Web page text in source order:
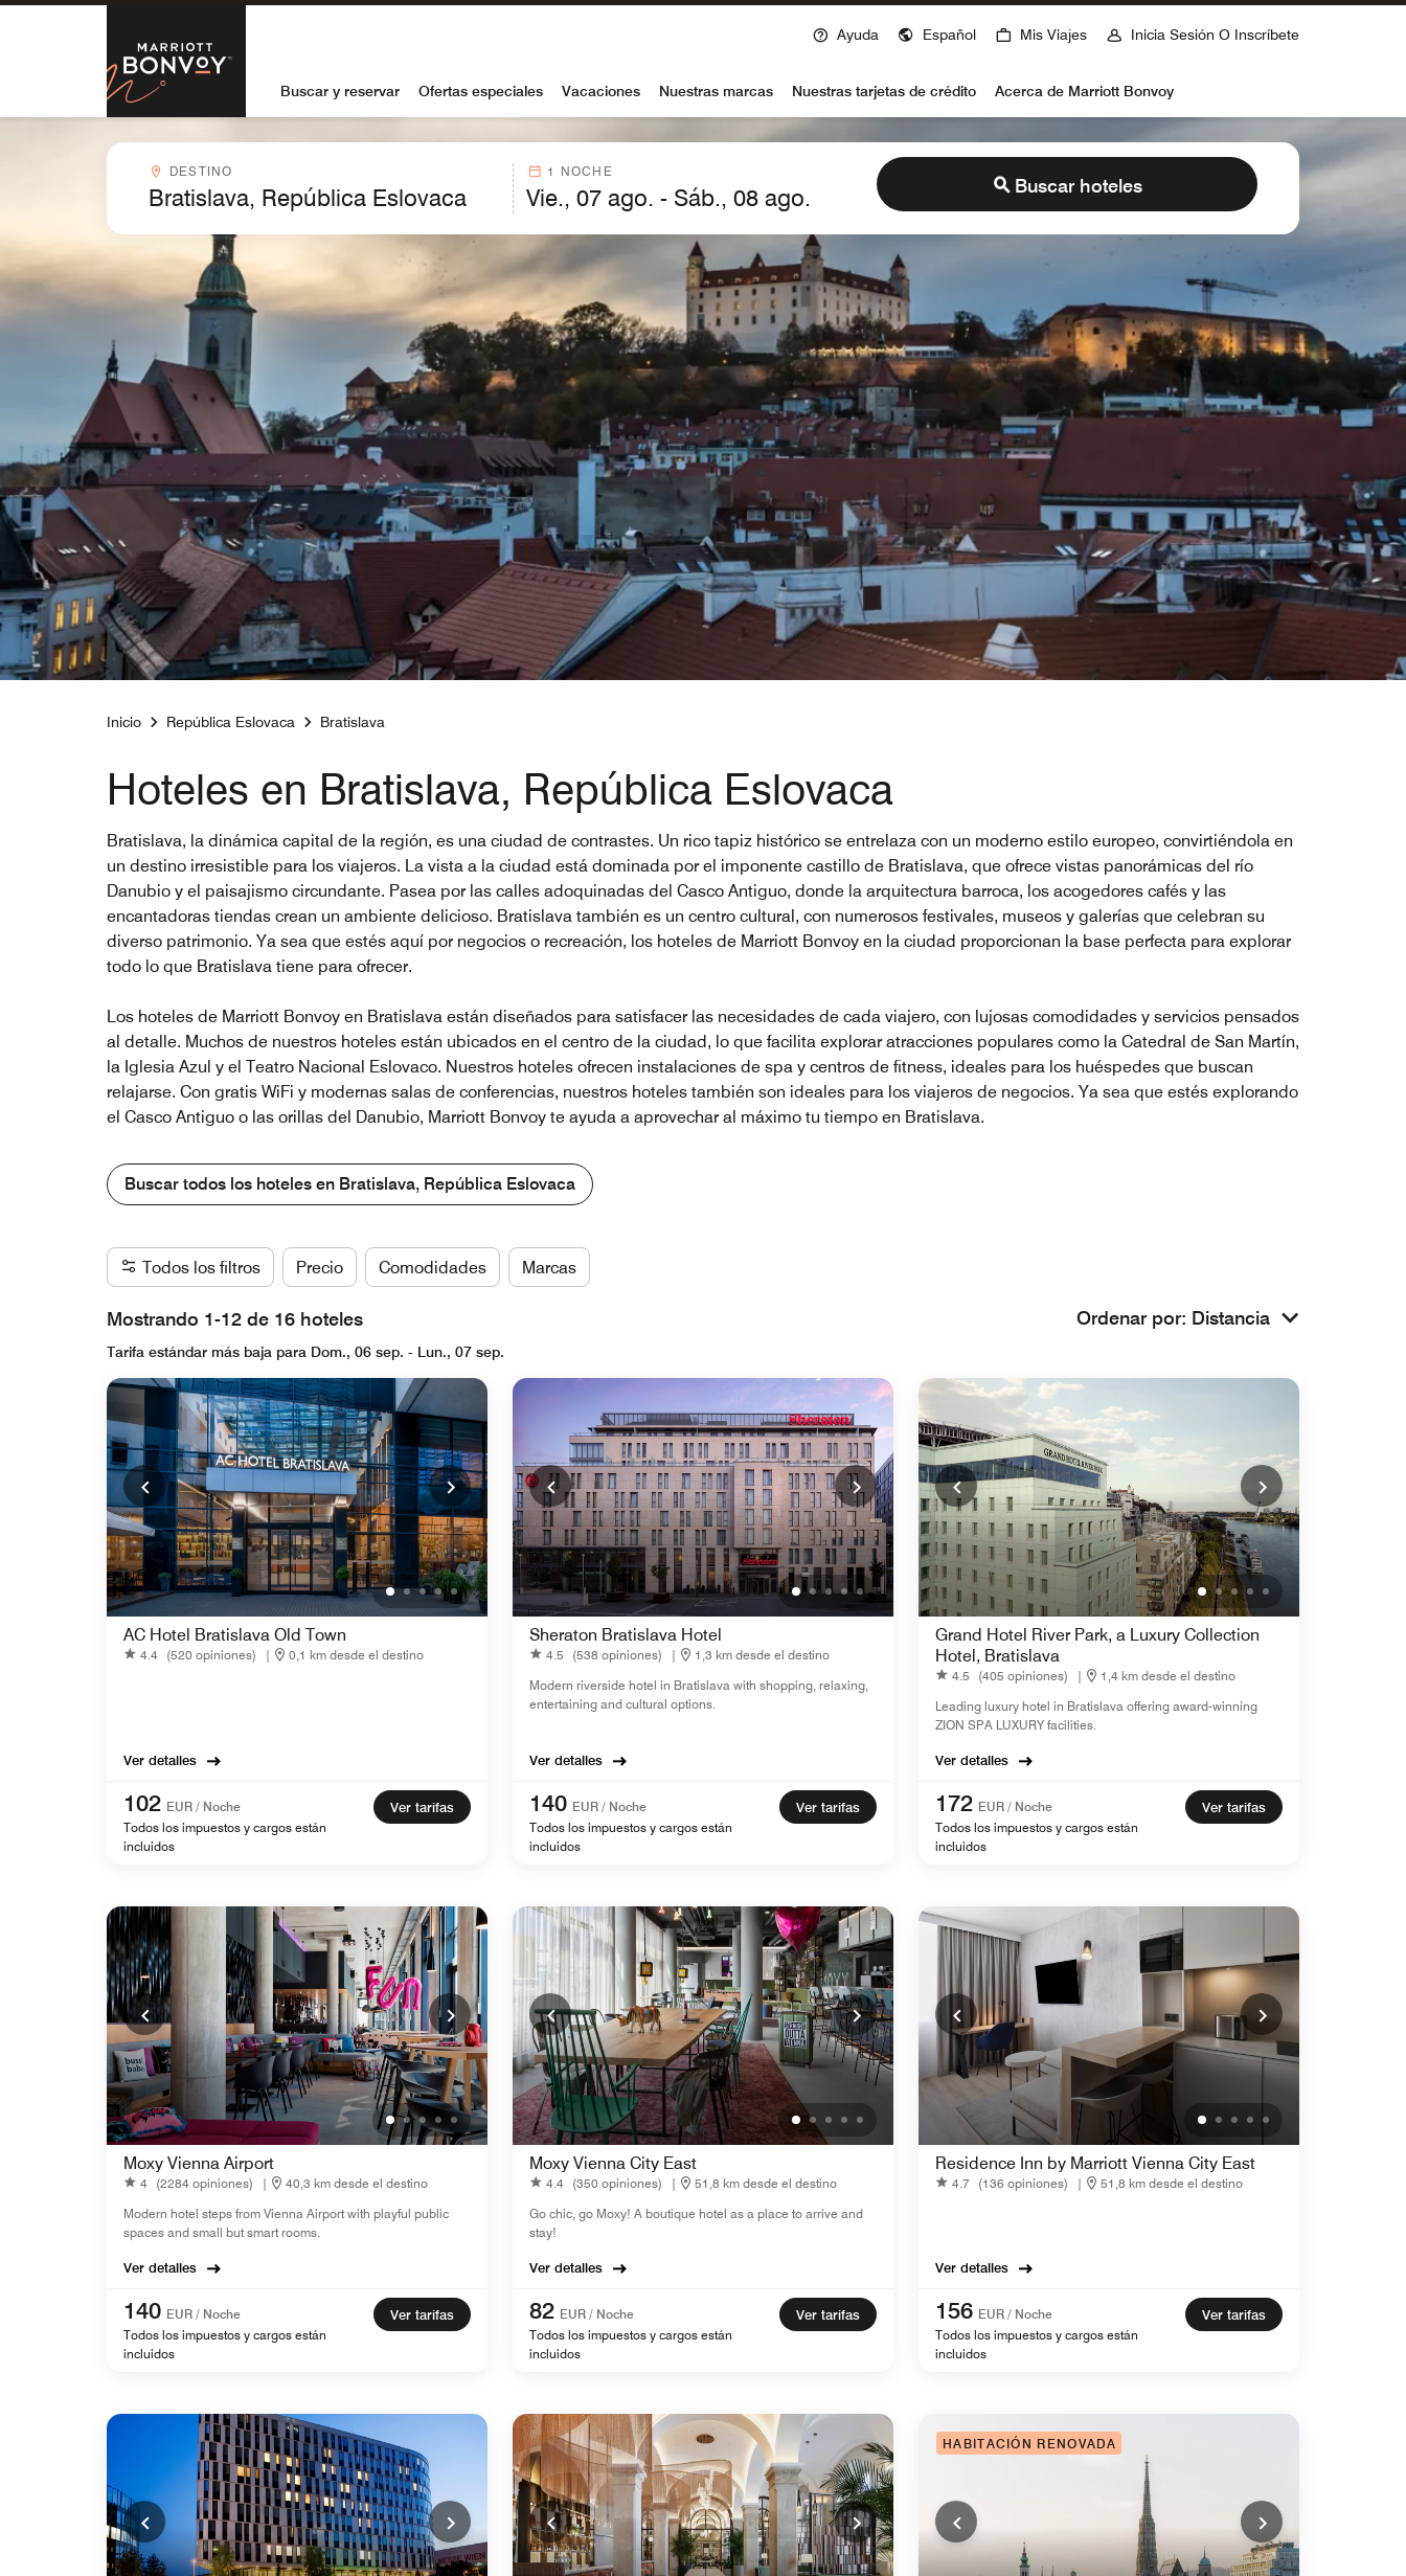
Skip to Content
Marriott Bonvoy
Ayuda Español Mis Viajes Inicia Sesión O Inscríbete
Buscar y reservar Ofertas especiales Vacaciones Nuestras marcas Nuestras tarjetas de crédito Acerca de Marriott Bonvoy
Destinocombobox
DESTINO 1 NOCHE
Buscar hoteles
Inicio República Eslovaca Bratislava
Hoteles en Bratislava, República Eslovaca
Bratislava, la dinámica capital de la región, es una ciudad de contrastes. Un rico tapiz histórico se entrelaza con un moderno estilo europeo, convirtiéndola en
un destino irresistible para los viajeros. La vista a la ciudad está dominada por el imponente castillo de Bratislava, que ofrece vistas panorámicas del río
Danubio y el paisajismo circundante. Pasea por las calles adoquinadas del Casco Antiguo, donde la arquitectura barroca, los acogedores cafés y las
encantadoras tiendas crean un ambiente delicioso. Bratislava también es un centro cultural, con numerosos festivales, museos y galerías que celebran su
diverso patrimonio. Ya sea que estés aquí por negocios o recreación, los hoteles de Marriott Bonvoy en la ciudad proporcionan la base perfecta para explorar
todo lo que Bratislava tiene para ofrecer.
Los hoteles de Marriott Bonvoy en Bratislava están diseñados para satisfacer las necesidades de cada viajero, con lujosas comodidades y servicios pensados
al detalle. Muchos de nuestros hoteles están ubicados en el centro de la ciudad, lo que facilita explorar atracciones populares como la Catedral de San Martín,
la Iglesia Azul y el Teatro Nacional Eslovaco. Nuestros hoteles ofrecen instalaciones de spa y centros de fitness, ideales para los huéspedes que buscan
relajarse. Con gratis WiFi y modernas salas de conferencias, nuestros hoteles también son ideales para los viajeros de negocios. Ya sea que estés explorando
el Casco Antiguo o las orillas del Danubio, Marriott Bonvoy te ayuda a aprovechar al máximo tu tiempo en Bratislava.
Buscar todos los hoteles en Bratislava, República Eslovaca
Todos los filtros Precio Comodidades Marcas
Mostrando 1-12 de 16 hoteles Ordenar por: Distancia
Tarifa estándar más baja para Dom., 06 sep. - Lun., 07 sep.
AC Hotel Bratislava Old Town
4.4 (520 opiniones) | 0,1 km desde el destino
Ver detalles
102 EUR / Noche
Todos los impuestos y cargos están
incluidos
Ver tarifas
Sheraton Bratislava Hotel
4.5 (538 opiniones) |
1,3 km desde el destino
Modern riverside hotel in Bratislava with shopping, relaxing,
entertaining and cultural options.
Ver detalles
140 EUR / Noche
Todos los impuestos y cargos están
incluidos
Ver tarifas
Grand Hotel River Park, a Luxury Collection
Hotel, Bratislava
4.5 (405 opiniones) |
1,4 km desde el destino
Leading luxury hotel in Bratislava offering award-winning
ZION SPA LUXURY facilities.
Ver detalles
172 EUR / Noche
Todos los impuestos y cargos están
incluidos
Ver tarifas
Moxy Vienna Airport
4 (2284 opiniones) |
40,3 km desde el destino
Modern hotel steps from Vienna Airport with playful public
spaces and small but smart rooms.
Ver detalles
140 EUR / Noche
Todos los impuestos y cargos están
incluidos
Ver tarifas
Moxy Vienna City East
4.4 (350 opiniones) |
51,8 km desde el destino
Go chic, go Moxy! A boutique hotel as a place to arrive and
stay!
Ver detalles
82 EUR / Noche
Todos los impuestos y cargos están
incluidos
Ver tarifas
Residence Inn by Marriott Vienna City East
4.7 (136 opiniones) | 51,8 km desde el destino
Ver detalles
156 EUR / Noche
Todos los impuestos y cargos están
incluidos
Ver tarifas
HABITACIÓN RENOVADA